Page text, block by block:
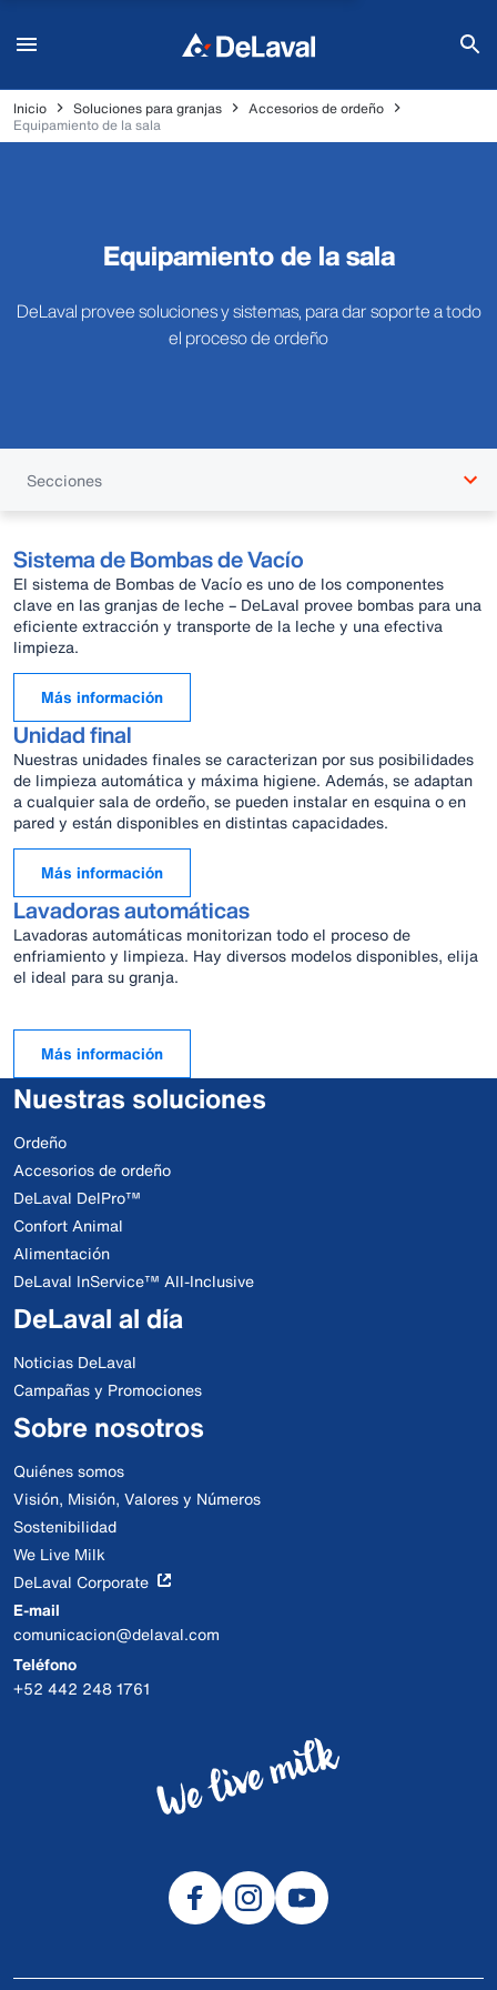
Inicio Soluciones para granjas
Accesorios de ordeño
Equipamiento de la sala
Equipamiento de la sala
DeLaval provee soluciones y sistemas, para dar soporte a todo
el proceso de ordeño
Secciones
Sistema de Bombas de Vacío
El sistema de Bombas de Vacío es uno de los componentes
clave en las granjas de leche – DeLaval provee bombas para una
eficiente extracción y transporte de la leche y una efectiva
limpieza.
Más información
Unidad final
Nuestras unidades finales se caracterizan por sus posibilidades
de limpieza automática y máxima higiene. Además, se adaptan
a cualquier sala de ordeño, se pueden instalar en esquina o en
pared y están disponibles en distintas capacidades.
Más información
Lavadoras automáticas
Lavadoras automáticas monitorizan todo el proceso de
enfriamiento y limpieza. Hay diversos modelos disponibles, elija
el ideal para su granja.
Más información
Nuestras soluciones
Ordeño
Accesorios de ordeño
DeLaval DelPro™
Confort Animal
Alimentación
DeLaval InService™ All-Inclusive
DeLaval al día
Noticias DeLaval
Campañas y Promociones
Sobre nosotros
Quiénes somos
Visión, Misión, Valores y Números
Sostenibilidad
We Live Milk
DeLaval Corporate
E-mail
comunicacion@delaval.com
Teléfono
+52 442 248 1761